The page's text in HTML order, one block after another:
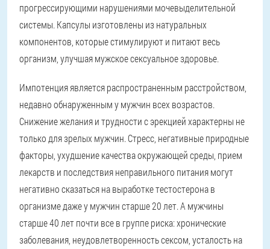
прогрессирующими нарушениями мочевыделительной
системы. Капсулы изготовлены из натуральных
компонентов, которые стимулируют и питают весь
организм, улучшая мужское сексуальное здоровье.
Импотенция является распространенным расстройством,
недавно обнаруженным у мужчин всех возрастов.
Снижение желания и трудности с эрекцией характерны не
только для зрелых мужчин. Стресс, негативные природные
факторы, ухудшение качества окружающей среды, прием
лекарств и последствия неправильного питания могут
негативно сказаться на выработке тестостерона в
организме даже у мужчин старше 20 лет. А мужчины
старше 40 лет почти все в группе риска: хронические
заболевания, неудовлетворенность сексом, усталость на